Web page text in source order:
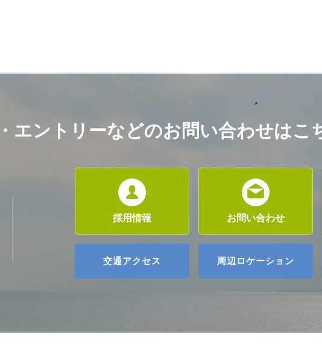
エントリーなどのお問い合わせはこ
採用情報 お問い合わせ
交通アクセス 周辺ロケーション